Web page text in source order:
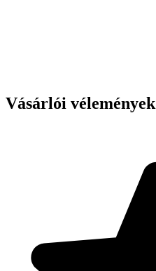
Vásárlói vélemények